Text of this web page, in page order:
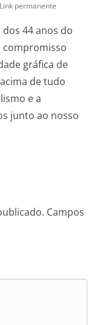
Link permanente
44 anos do
compromisso
gráfica de
de tudo
e a
junto ao nosso
Campos